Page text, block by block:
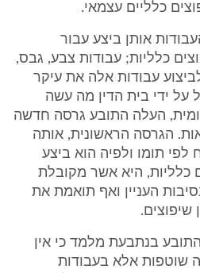
כלליים עצמאי.
אותן ביצע עבור
כלליות; עבודות צבע, גבס,
עבודות אלה את עיקר
ידי בית הדין מה עשה
העלה התובע גרסה חדשה
הגרסה הראשונית, אותה
תומו ולפיה הוא ביצע
כלליות, היא אשר מקובלת
העניין ואף תואמת את
שיפוצים.
בנתבעת מלמד כי אין
שוטפות אלא בעבודות